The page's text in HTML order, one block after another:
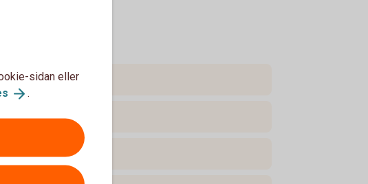
sidan eller
.